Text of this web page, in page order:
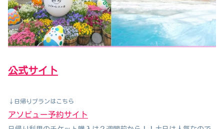
公式サイト
↓日帰りプランはこちら
アソビュー予約サイト